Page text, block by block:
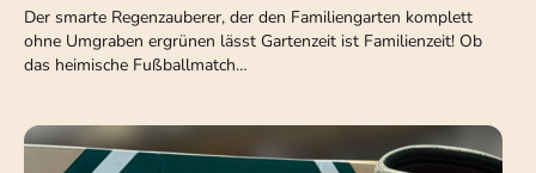
Der smarte Regenzauberer, der den Familiengarten komplett
ohne Umgraben ergrünen lässt Gartenzeit ist Familienzeit! Ob
das heimische Fußballmatch…